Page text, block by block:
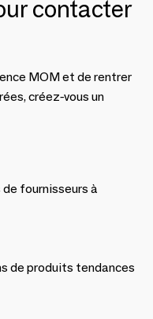
contacter
MOM et de rentrer
créez-vous un
fournisseurs à
de produits tendances